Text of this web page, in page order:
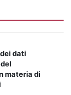
dati
materia di